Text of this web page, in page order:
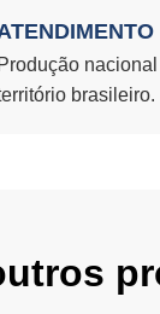
Produção
brasileiro.